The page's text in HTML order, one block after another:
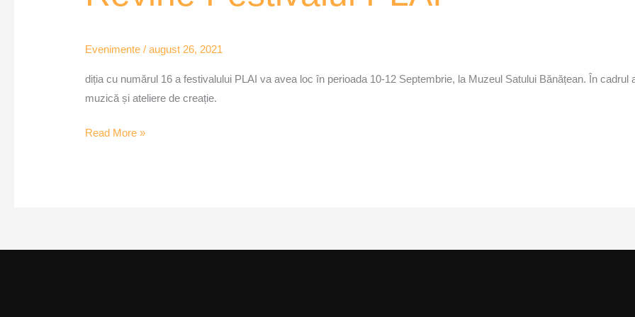
Evenimente /august 26, 2021
diția cu numărul 16 a festivalului PLAI va avea loc în perioada 10-12 Septembrie, la Muzeul Satului Bănățean. În
muzică și ateliere de creație.
Read More »